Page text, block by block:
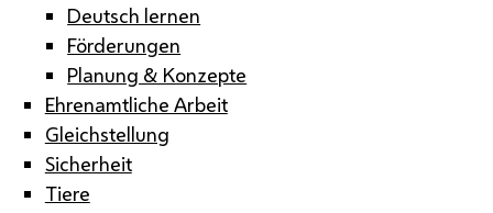
Deutsch lernen
Förderungen
Planung & Konzepte
Ehrenamtliche Arbeit
Gleichstellung
Sicherheit
Tiere